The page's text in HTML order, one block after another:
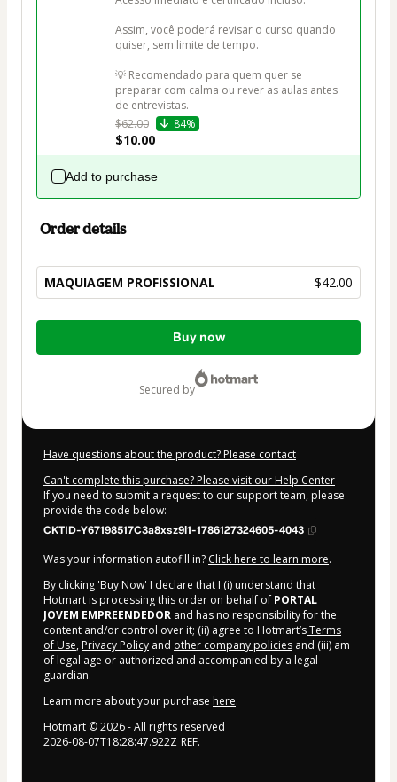
Assim, você poderá revisar o curso quando
quiser, sem limite de tempo.
💡 Recomendado para quem quer se
preparar com calma ou rever as aulas antes
de entrevistas.
$62.00
84%
$10.00
Add to purchase
Order details
MAQUIAGEM PROFISSIONAL $42.00
Total
$42.00
Buy now
secured by
Have questions about the product? Please contact
Can't complete this purchase? Please visit our Help Center
If you need to submit a request to our support team, please
provide the code below:
CKTID-Y67198517C3a8xsz9l1-1786127324605-4043
Was your information autofill in? Click here to learn more.
By clicking 'Buy Now' I declare that I (i) understand that
Hotmart is processing this order on behalf of PORTAL
JOVEM EMPREENDEDOR and has no responsibility for the
content and/or control over it; (ii) agree to Hotmart’sTerms
of Use, Privacy Policy and other company policies and (iii) am
of legal age or authorized and accompanied by a legal
guardian.
Learn more about your purchase here.
Hotmart ©2026- All rights reserved
2026-08-07T18:28:47.922Z REF.